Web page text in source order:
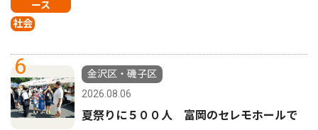
ース
社会
6
金沢区・磯子区
2026.08.06
夏祭りに５００人 富岡のセレモホールで